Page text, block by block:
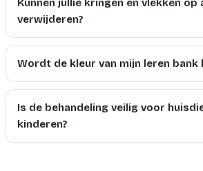
Kunnen jullie kringen en vlekken op
verwijderen?
Wordt de kleur van mijn leren bank
Is de behandeling veilig voor
kinderen?